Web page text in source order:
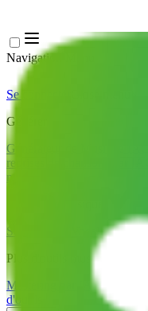
Navigation Menu
Se connecter
Générer
Générateur de Musique IA
reprises de chansons par IA
musicale IA
Suppresseur Vocal AI
Plus d'outils musicaux
Mastering par IA
d'outils